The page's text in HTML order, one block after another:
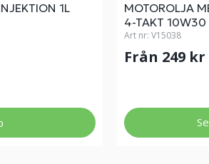
1L
MOTOROLJA
4-TAKT 10W30
Art nr: V15038
Från 249 kr